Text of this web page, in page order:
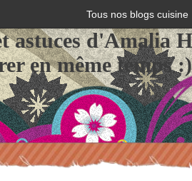
Tous nos blogs cuisine
astuces d'Amalia
en même temps :)